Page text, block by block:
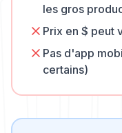
les gros
Prix en $ peut
Pas d'app
certains)